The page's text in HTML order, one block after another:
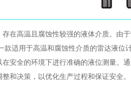
存在高温且腐蚀性较强的液体介质。由
款适用于高温和腐蚀性介质的雷达液
安全的环境下进行准确的液位测量。
和决策，以优化生产过程和保证安全。